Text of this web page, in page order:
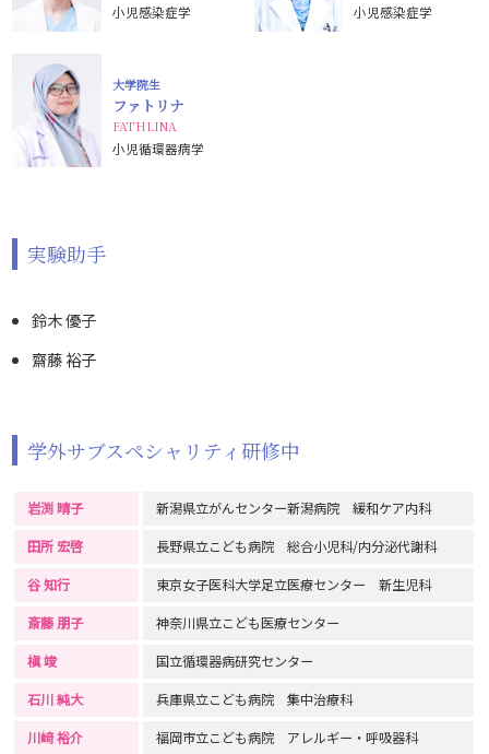
小児感染症学 小児感染症学
大学院生
ファトリナ
FATHLINA
小児循環器病学
実験助手
鈴木 優子
齋藤 裕子
学外サブスペシャリティ研修中
岩渕 晴子
新潟県立がんセンター新潟病院 緩和ケア内科
田所 宏啓
長野県立こども病院 総合小児科/内分泌代謝科
谷 知行
東京女子医科大学足立医療センター 新生児科
斎藤 朋子
神奈川県立こども医療センター
槇 竣
国立循環器病研究センター
石川 純大
兵庫県立こども病院 集中治療科
川﨑 裕介
福岡市立こども病院 アレルギー・呼吸器科